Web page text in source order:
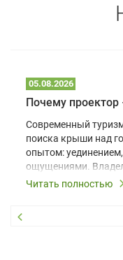
05.08.2026
Современный
поиска крыши над
опытом:
ощущениями.
шале понимают, что
вернуться и
Читать полностью